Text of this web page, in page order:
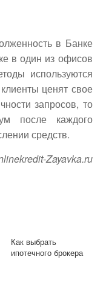
в Банке
в один из офисов
используются
ценят свое
запросов, то
после каждого
средств.
Zayavka.ru
Как выбрать
ипотечного брокера